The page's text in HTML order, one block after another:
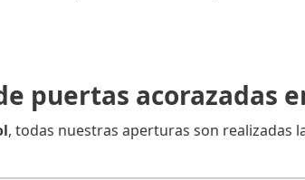
puertas acorazadas
, todas nuestras aperturas son realizadas